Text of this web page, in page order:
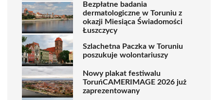
Bezpłatne badania
dermatologiczne w Toruniu z
okazji Miesiąca Świadomości
Łuszczycy
Szlachetna Paczka w Toruniu
poszukuje wolontariuszy
Nowy plakat festiwalu
ToruńCAMERIMAGE 2026 już
zaprezentowany